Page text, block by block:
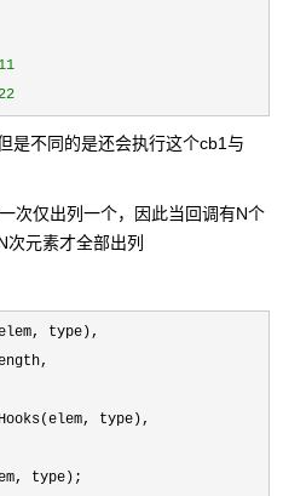
是不同的是还会执行这个cb1与
次仅出列一个，因此当回调有N个
元素才全部出列
type),
type),
type);